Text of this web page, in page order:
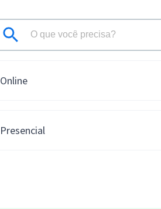
Online
Presencial